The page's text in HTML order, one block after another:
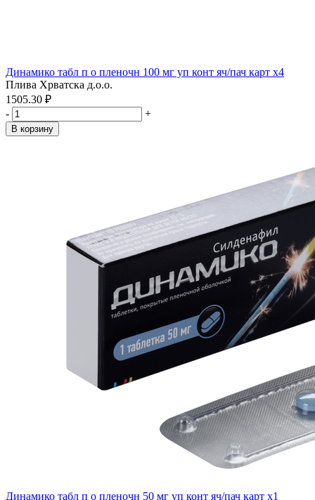
Динамико табл п о пленочн 100 мг уп конт яч/пач карт x4
Плива Хрватска д.о.о.
1505.30 ₽
-
+
В корзину
Динамико табл п о пленочн 50 мг уп конт яч/пач карт x1